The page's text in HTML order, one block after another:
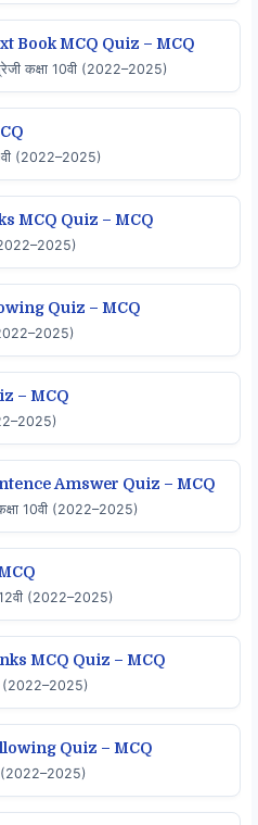
Book MCQ Quiz – MCQ
कक्षा 10वी (2022–2025)
(2022–2025)
MCQ Quiz – MCQ
(2022–2025)
Quiz – MCQ
(2022–2025)
– MCQ
Amswer Quiz – MCQ
10वी (2022–2025)
12वी (2022–2025)
MCQ Quiz – MCQ
(2022–2025)
Quiz – MCQ
(2022–2025)